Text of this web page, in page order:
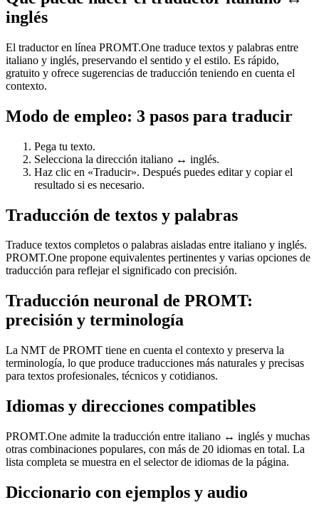
inglés
El traductor en línea PROMT.One traduce textos y palabras entre
italiano y inglés, preservando el sentido y el estilo. Es rápido,
gratuito y ofrece sugerencias de traducción teniendo en cuenta el
contexto.
Modo de empleo: 3 pasos para traducir
Pega tu texto.
Selecciona la dirección italiano ↔ inglés.
Haz clic en «Traducir». Después puedes editar y copiar el
resultado si es necesario.
Traducción de textos y palabras
Traduce textos completos o palabras aisladas entre italiano y inglés.
PROMT.One propone equivalentes pertinentes y varias opciones de
traducción para reflejar el significado con precisión.
Traducción neuronal de PROMT:
precisión y terminología
La NMT de PROMT tiene en cuenta el contexto y preserva la
terminología, lo que produce traducciones más naturales y precisas
para textos profesionales, técnicos y cotidianos.
Idiomas y direcciones compatibles
PROMT.One admite la traducción entre italiano ↔ inglés y muchas
otras combinaciones populares, con más de 20 idiomas en total. La
lista completa se muestra en el selector de idiomas de la página.
Diccionario con ejemplos y audio